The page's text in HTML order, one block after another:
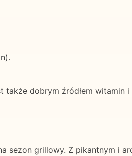
dobrym źródłem witamin i
sezon grillowy. Z pikantnym i